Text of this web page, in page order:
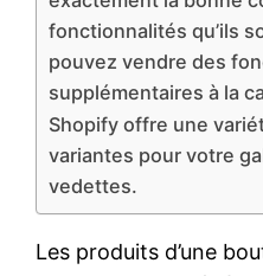
fonctionnalités qu’ils
pouvez vendre des
supplémentaires à la
Shopify offre une
variantes pour votre
vedettes.
Les produits d’une